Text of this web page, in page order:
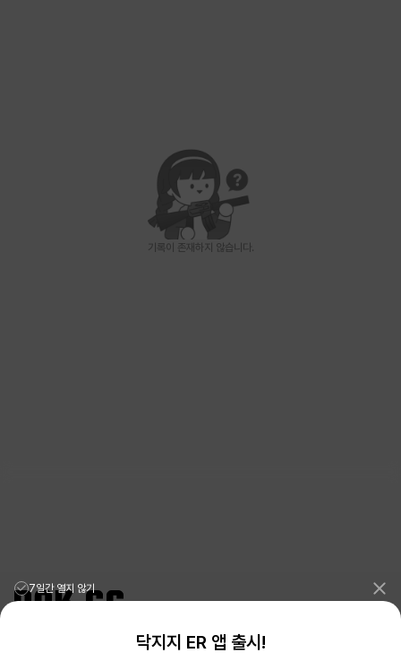
기록이 존재하지 않습니다.
리그오브레전드 전적검색 포로지지PORO.GG
7일간 열지 않기
닥지지 ER 앱 출시!